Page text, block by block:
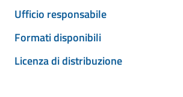
Ufficio responsabile
Formati disponibili
Licenza di distribuzione